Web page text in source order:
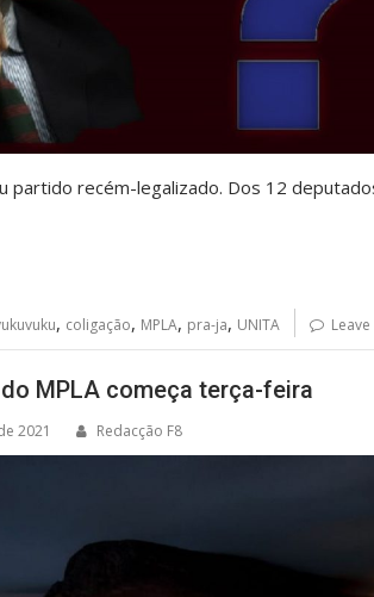
partido recém-legalizado. Dos 12
, coligação, MPLA, pra-ja, UNITA
MPLA começa terça-feira
2021 Redacção F8